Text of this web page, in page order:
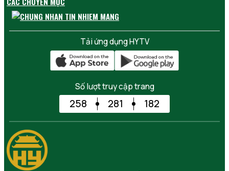
Tải ứng dụng HYTV
Số lượt truy cập trang
258 281 182